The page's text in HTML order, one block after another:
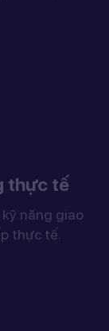
thực tế
năng giao
thực tế.